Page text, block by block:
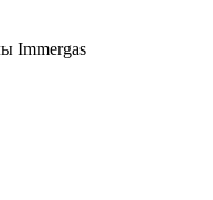
Immergas